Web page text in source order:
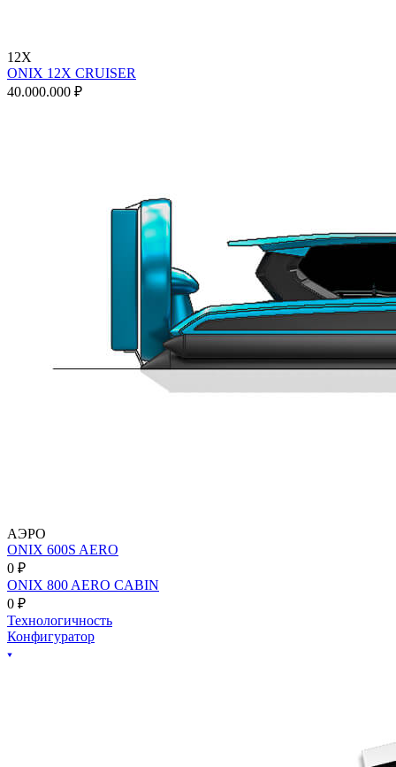
12X
ONIX 12X CRUISER
40.000.000 ₽
АЭРО
ONIX 600S AERO
0 ₽
ONIX 800 AERO CABIN
0 ₽
Технологичность
Конфигуратор